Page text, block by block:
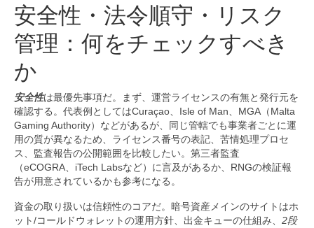
安全性・法令順守・リスク
管理：何をチェックすべき
か
安全性は最優先事項だ。まず、運営ライセンスの有無と発行元を
確認する。代表例としてはCuraçao、Isle of Man、MGA（Malta
Gaming Authority）などがあるが、同じ管轄でも事業者ごとに運
用の質が異なるため、ライセンス番号の表記、苦情処理プロセ
ス、監査報告の公開範囲を比較したい。第三者監査
（eCOGRA、iTech Labsなど）に言及があるか、RNGの検証報
告が用意されているかも参考になる。
資金の取り扱いは信頼性のコアだ。暗号資産メインのサイトはホ
ット/コールドウォレットの運用方針、出金キューの仕組み、 2段